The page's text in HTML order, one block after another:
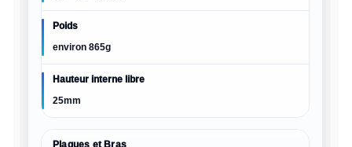
Poids
environ 865g
Hauteur interne libre
25mm
Plaques et Bras